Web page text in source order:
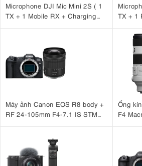
Microphone DJI Mic Mini 2S ( 1
TX + 1 Mobile RX + Charging
TX + 1
Máy ảnh Canon EOS R8 body +
RF 24-105mm F4-7.1 IS STM
Ống
F4